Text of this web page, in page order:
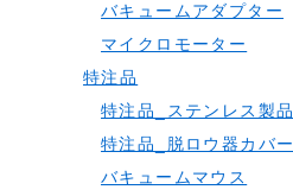
バキュームアダプター
マイクロモーター
特注品
特注品_ステンレス製品
特注品_脱ロウ器カバー
バキュームマウス